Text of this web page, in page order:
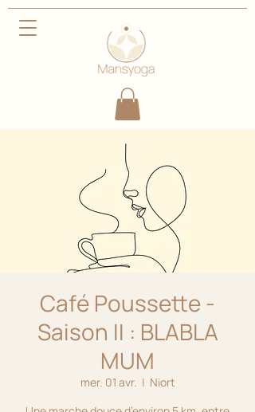
Café Poussette -
Saison II : BLABLA
MUM
mer. 01 avr.
  |
Niort